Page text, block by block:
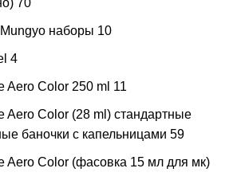
наборы 10
4
Aero Color 250 ml 11
Aero Color (28 ml) стандартные
баночки с капельницами 59
Aero Color (фасовка 15 мл для мк)